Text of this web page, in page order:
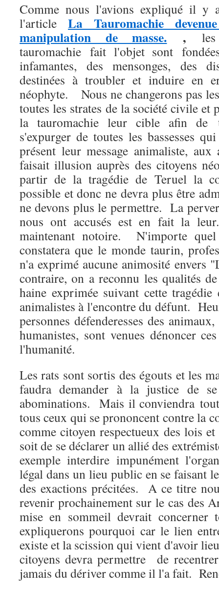
Comme nous l'avions expliqué il y
l'article La Tauromachie
manipulation de masse. , les
tauromachie fait l'objet sont
infamantes, des mensonges, des
destinées à troubler et induire en
néophyte. Nous ne changerons pas
toutes les strates de la société civile
la tauromachie leur cible afin de
s'expurger de toutes les bassesses
présent leur message animaliste, aux
faisait illusion auprès des citoyens
partir de la tragédie de Teruel la
possible et donc ne devra plus être
ne devons plus le permettre. La
nous ont accusés est en fait la
maintenant notoire. N'importe
constatera que le monde taurin,
n'a exprimé aucune animosité envers
contraire, on a reconnu les qualités
haine exprimée suivant cette tragédie
animalistes à l'encontre du défunt.
personnes défenderesses des
humanistes, sont venues dénoncer
l'humanité.
Les rats sont sortis des égouts et les
faudra demander à la justice de
abominations. Mais il conviendra
tous ceux qui se prononcent contre la
comme citoyen respectueux des lois
soit de se déclarer un allié des
exemple interdire impunément
légal dans un lieu public en se faisant
des exactions précitées. A ce titre
revenir prochainement sur le cas des
mise en sommeil devrait
expliquerons pourquoi car le lien
existe et la scission qui vient d'avoir
citoyens devra permettre de
jamais du dériver comme il l'a fait.